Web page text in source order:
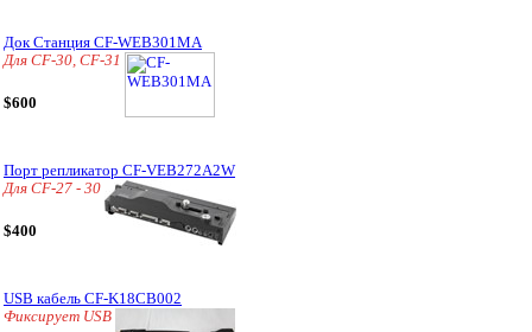
Док Станция CF-WEB301MA
Для CF-30, CF-31
$600
Порт репликатор CF-VEB272A2W
Для CF-27 - 30
$400
USB кабель CF-K18CB002
Фиксирует USB